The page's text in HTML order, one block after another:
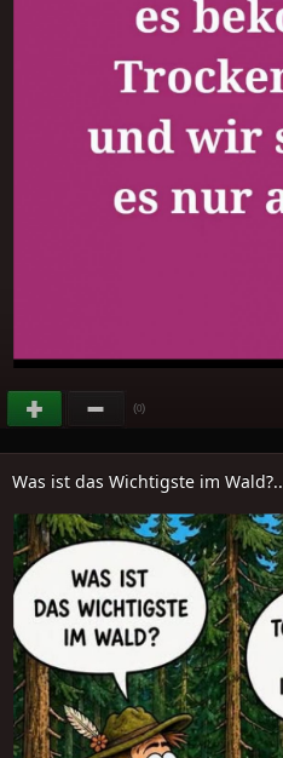
(0)
Was ist das Wichtigste im Wald?..